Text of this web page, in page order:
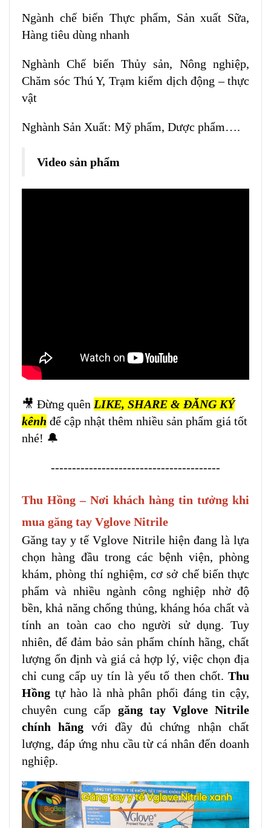
Ngành chế biến Thực phẩm, Sản xuất Sữa,
Hàng tiêu dùng nhanh
Nghành Chế biến Thủy sản, Nông nghiệp,
Chăm sóc Thú Y, Trạm kiểm dịch động – thực
vật
Nghành Sản Xuất: Mỹ phẩm, Dược phẩm….
Video sản phẩm
🎥 Đừng quên LIKE, SHARE & ĐĂNG KÝ
kênh để cập nhật thêm nhiều sản phẩm giá tốt
nhé! 🔔
----------------------------------------
Thu Hồng – Nơi khách hàng tin tưởng khi
mua găng tay Vglove Nitrile
Găng tay y tế Vglove Nitrile hiện đang là lựa
chọn hàng đầu trong các bệnh viện, phòng
khám, phòng thí nghiệm, cơ sở chế biến thực
phẩm và nhiều ngành công nghiệp nhờ độ
bền, khả năng chống thủng, kháng hóa chất và
tính an toàn cao cho người sử dụng. Tuy
nhiên, để đảm bảo sản phẩm chính hãng, chất
lượng ổn định và giá cả hợp lý, việc chọn địa
chỉ cung cấp uy tín là yếu tố then chốt. Thu
Hồng tự hào là nhà phân phối đáng tin cậy,
chuyên cung cấp găng tay Vglove Nitrile
chính hãng với đầy đủ chứng nhận chất
lượng, đáp ứng nhu cầu từ cá nhân đến doanh
nghiệp.